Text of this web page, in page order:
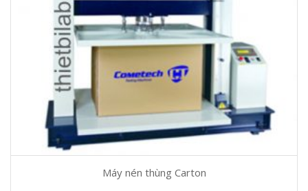
Máy nén thùng Carton